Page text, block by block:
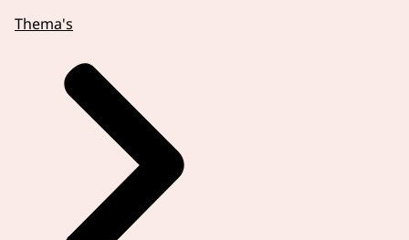
Thema's